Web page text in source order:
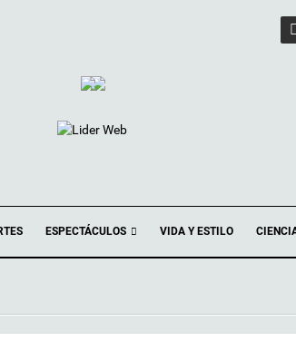
ESPECTÁCULOS VIDA Y ESTILO